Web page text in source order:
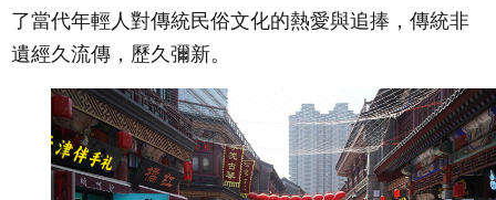
了當代年輕人對傳統民俗文化的熱愛與追捧，傳統非
遺經久流傳，歷久彌新。